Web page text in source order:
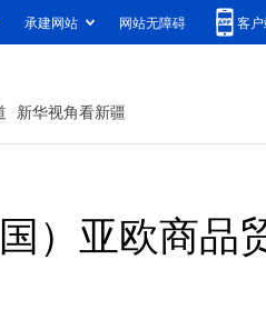
承建网站 网站无障碍 客
新华视角看新疆
）亚欧商品